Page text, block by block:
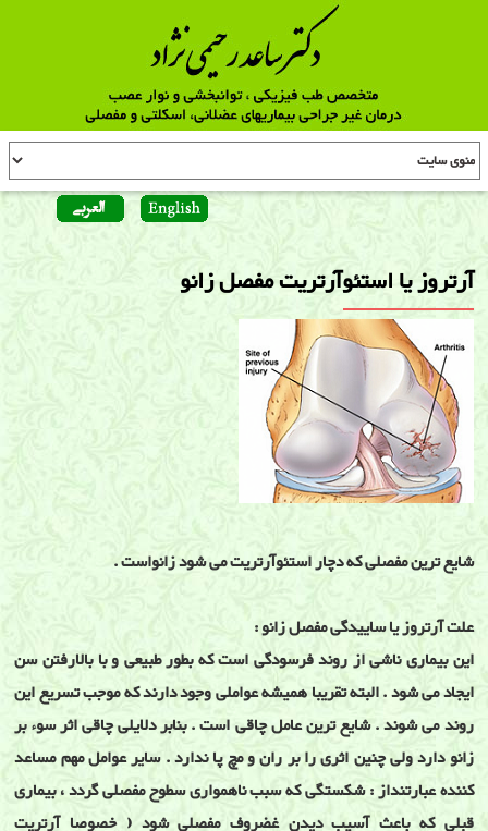
آرتروز یا استئوآرتریت مفصل زانو
شایع ترین مفصلی که دچار استئوآرتریت می شود زانواست .
علت آرتروز یا ساییدگی مفصل زانو :
این بیماری ناشی از روند فرسودگی است که بطور طبیعی و با بالارفتن سن
ایجاد می شود . البته تقریبا همیشه عواملی وجود دارند که موجب تسریع این
روند می شوند . شایع ترین عامل چاقی است . بنابر دلایلی چاقی اثر سوء بر
زانو دارد ولی چنین اثری را بر ران و مچ پا ندارد . سایر عوامل مهم مساعد
کننده عبارتنداز : شکستگی که سبب ناهمواری سطوح مفصلی گردد ، بیماری
قبلی که باعث آسیب دیدن غضروف مفصلی شود ( خصوصا آرتریت